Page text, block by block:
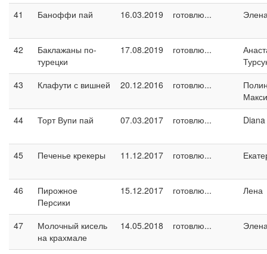
41 Баноффи пай 16.03.2019 готовлю...
42
Баклажаны по-
турецки
17.08.2019 готовлю...
43
Клафути с вишней 20.12.2016 готовлю...
44
Торт Вупи пай 07.03.2017 готовлю... Diana
45 Печенье крекеры 11.12.2017 готовлю...
46
Пирожное
Персики
15.12.2017 готовлю... Лена
47
Молочный кисель
на крахмале
14.05.2018 готовлю...